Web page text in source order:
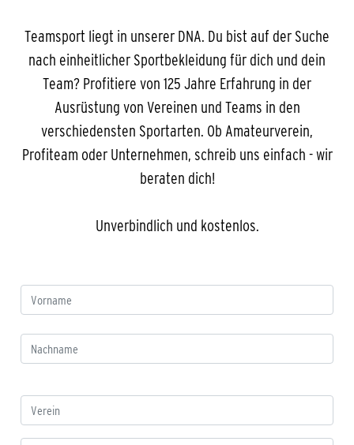
Teamsport liegt in unserer DNA. Du bist auf der Suche
nach einheitlicher Sportbekleidung für dich und dein
Team? Profitiere von 125 Jahre Erfahrung in der
Ausrüstung von Vereinen und Teams in den
verschiedensten Sportarten. Ob Amateurverein,
Profiteam oder Unternehmen, schreib uns einfach - wir
beraten dich!
Unverbindlich und kostenlos.